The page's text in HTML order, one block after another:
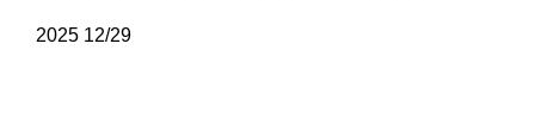
2025 12/29